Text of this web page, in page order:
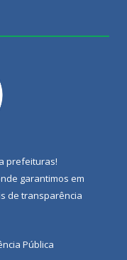
prefeituras!
garantimos em
de transparência
Pública